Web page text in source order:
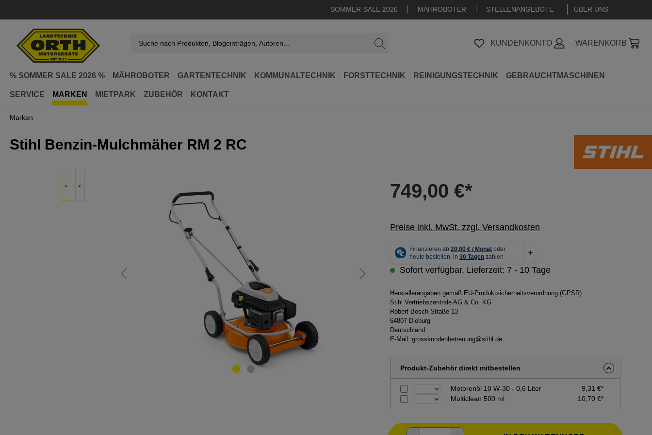
SOMMER-SALE 2026 MÄHROBOTER STELLENANGEBOTE ÜBER UNS
KUNDENKONTO WARENKORB
% SOMMER SALE 2026 % MÄHROBOTER GARTENTECHNIK KOMMUNALTECHNIK FORSTTECHNIK REINIGUNGSTECHNIK GEBRAUCHTMASCHINEN
SERVICE MARKEN MIETPARK ZUBEHÖR KONTAKT
Marken
Stihl Benzin-Mulchmäher RM 2 RC
749,00 €*
Preise inkl. MwSt. zzgl. Versandkosten
Sofort verfügbar, Lieferzeit: 7 - 10 Tage
Herstellerangaben gemäß EU-Produktsicherheitsverordnung (GPSR):
Stihl Vertriebszentrale AG & Co. KG
Robert-Bosch-Straße 13
64807 Dieburg
Deutschland
E-Mail: grosskundenbetreuung@stihl.de
Produkt-Zubehör direkt mitbestellen
Motorenöl 10 W-30 - 0,6 Liter
9,31 €*
Multiclean 500 ml
10,70 €*